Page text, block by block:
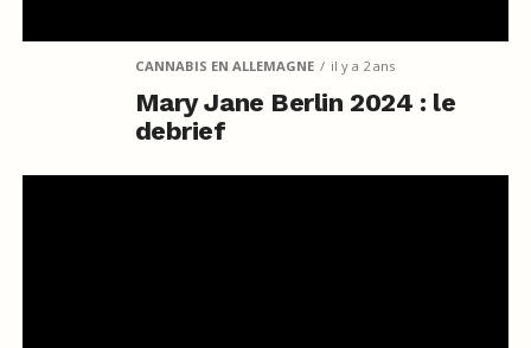
CANNABIS EN ALLEMAGNE il y a 2 ans
Mary Jane Berlin 2024 : le
debrief